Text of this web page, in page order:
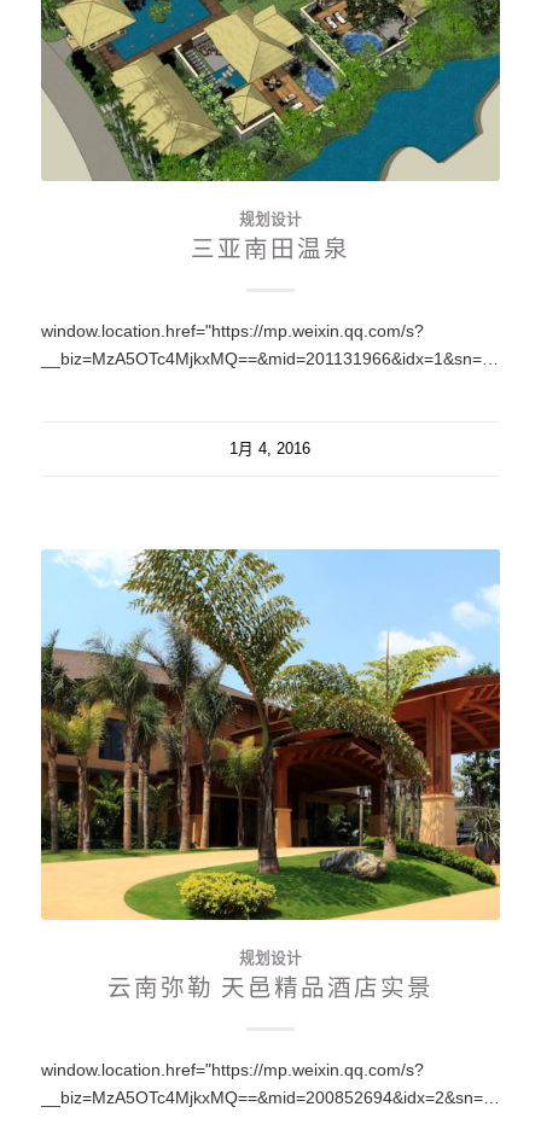
规划设计
三亚南田温泉
window.location.href="https://mp.weixin.qq.com/s?
__biz=MzA5OTc4MjkxMQ==&mid=201131966&idx=1&sn=c2fa4b6cec3197e39f08eef18e2005c5#rd";
1月 4, 2016
规划设计
云南弥勒 天邑精品酒店实景
window.location.href="https://mp.weixin.qq.com/s?
__biz=MzA5OTc4MjkxMQ==&mid=200852694&idx=2&sn=cbe1f94d57aaf122e637eb3ed6356fa6#rd";